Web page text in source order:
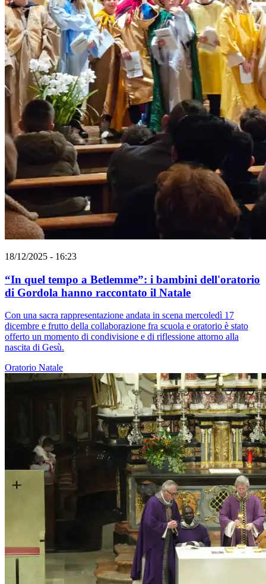
18/12/2025 - 16:23
“In quel tempo a Betlemme”: i bambini dell'oratorio
di Gordola hanno raccontato il Natale
Con una sacra rappresentazione andata in scena mercoledì 17
dicembre e frutto della collaborazione fra scuola e oratorio è stato
offerto un momento di condivisione e di riflessione attorno alla
nascita di Gesù.
Oratorio Natale